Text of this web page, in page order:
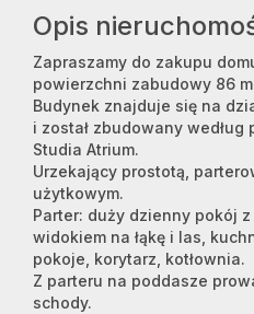
Opis
Zapraszamy do zakupu
powierzchni zabudowy 86
Budynek znajduje się na
i został zbudowany według
Studia Atrium.
Urzekający prostotą,
użytkowym.
Parter: duży dzienny pokój
widokiem na łąkę i las,
pokoje, korytarz, kotłownia.
Z parteru na poddasze
schody.